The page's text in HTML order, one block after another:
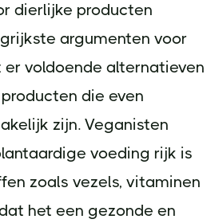
dierlijke producten
argumenten voor
voldoende alternatieven
die even
zijn. Veganisten
voeding rijk is
zoals vezels, vitaminen
het een gezonde en